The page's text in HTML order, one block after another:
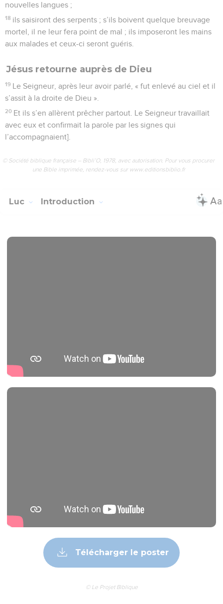
nouvelles langues ;
18 ils saisiront des serpents ; s’ils boivent quelque breuvage
mortel, il ne leur fera point de mal ; ils imposeront les mains
aux malades et ceux-ci seront guéris.
Jésus retourne auprès de Dieu
19 Le Seigneur, après leur avoir parlé, « fut enlevé au ciel et il
s’assit à la droite de Dieu ».
20 Et ils s’en allèrent prêcher partout. Le Seigneur travaillait
avec eux et confirmait la parole par les signes qui
l’accompagnaient].
© Société biblique française – Bibli’O, 1978, avec autorisation. Pour vous procurer
une Bible imprimée, rendez-vous sur www.editionsbiblio.fr
Luc Introduction
Télécharger le poster
© Le Projet Biblique